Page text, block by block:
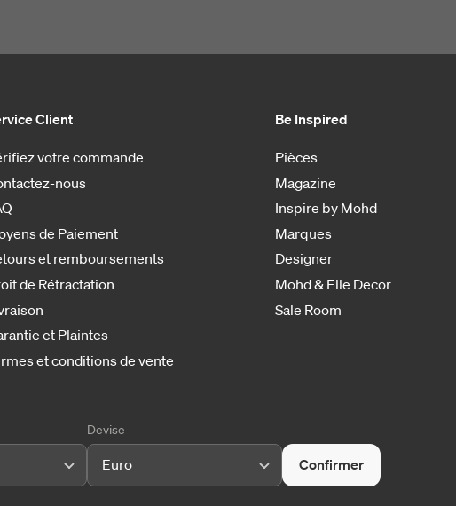
Client
votre commande
nous
de Paiement
et remboursements
de Rétractation
et Plaintes
et conditions de vente
Be Inspired
Pièces
Magazine
Inspire by Mohd
Marques
Designer
Mohd & Elle Decor
Sale Room
Devise
Euro Confirmer